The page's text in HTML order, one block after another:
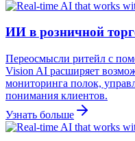
ИИ в розничной
Переосмысли ритейл с
Vision AI расширяет
мониторинга полок,
понимания клиентов.
Узнать больше